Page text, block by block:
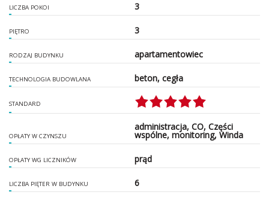
LICZBA POKOI 3
PIĘTRO 3
RODZAJ BUDYNKU apartamentowiec
TECHNOLOGIA BUDOWLANA beton, cegła
STANDARD
OPŁATY W CZYNSZU
administracja, CO, Części
wspólne, monitoring, Winda
OPŁATY WG LICZNIKÓW prąd
LICZBA PIĘTER W BUDYNKU 6